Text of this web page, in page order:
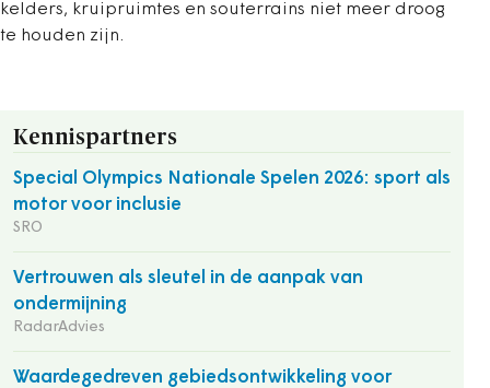
kelders, kruipruimtes en souterrains niet meer droog
te houden zijn.
Kennispartners
Special Olympics Nationale Spelen 2026: sport als
motor voor inclusie
SRO
Vertrouwen als sleutel in de aanpak van
ondermijning
RadarAdvies
Waardegedreven gebiedsontwikkeling voor